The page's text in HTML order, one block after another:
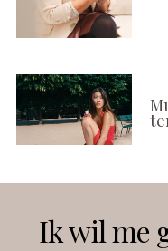
Ik wil me